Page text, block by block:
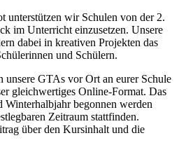
unterstützen wir Schulen von der 2.
im Unterricht einzusetzen. Unsere
dabei in kreativen Projekten das
und Schülern.
GTAs vor Ort an eurer Schule
gleichwertiges Online-Format. Das
begonnen werden
Zeitraum stattfinden.
über den Kursinhalt und die